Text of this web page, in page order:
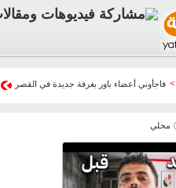
> فاجأوني أعضاء باور بغرفة جديدة في القصر
محلي